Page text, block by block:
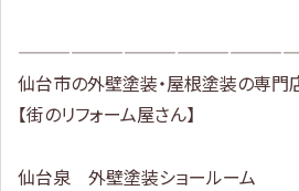
仙台市の外壁塗装・屋根塗装の専門
【街のリフォーム屋さん】
仙台泉 外壁塗装ショールーム